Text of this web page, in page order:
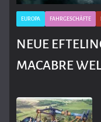
EUROPA FAHRGESCHÄFTE
NEUE
MACABRE